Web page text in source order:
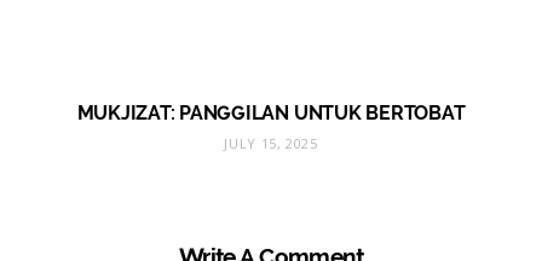
MUKJIZAT: PANGGILAN UNTUK BERTOBAT
JULY 15, 2025